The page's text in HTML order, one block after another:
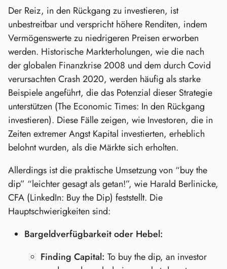
Der Reiz, in den Rückgang zu investieren, ist
unbestreitbar und verspricht höhere Renditen, indem
Vermögenswerte zu niedrigeren Preisen erworben
werden. Historische Markterholungen, wie die nach
der globalen Finanzkrise 2008 und dem durch Covid
verursachten Crash 2020, werden häufig als starke
Beispiele angeführt, die das Potenzial dieser Strategie
unterstützen (The Economic Times: In den Rückgang
investieren). Diese Fälle zeigen, wie Investoren, die in
Zeiten extremer Angst Kapital investierten, erheblich
belohnt wurden, als die Märkte sich erholten.
Allerdings ist die praktische Umsetzung von “buy the
dip” “leichter gesagt als getan!”, wie Harald Berlinicke,
CFA (LinkedIn: Buy the Dip) feststellt. Die
Hauptschwierigkeiten sind:
Bargeldverfügbarkeit oder Hebel:
Finding Capital: To buy the dip, an investor